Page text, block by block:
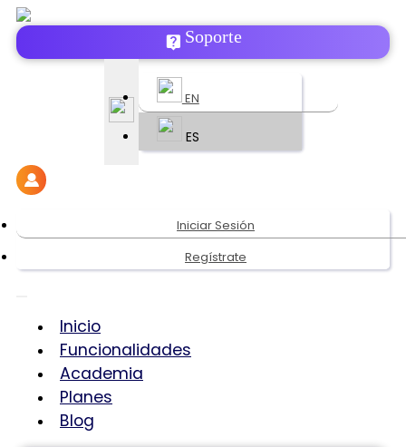
Soporte
EN
ES
Iniciar Sesión
Regístrate
Inicio
Funcionalidades
Academia
Planes
Blog